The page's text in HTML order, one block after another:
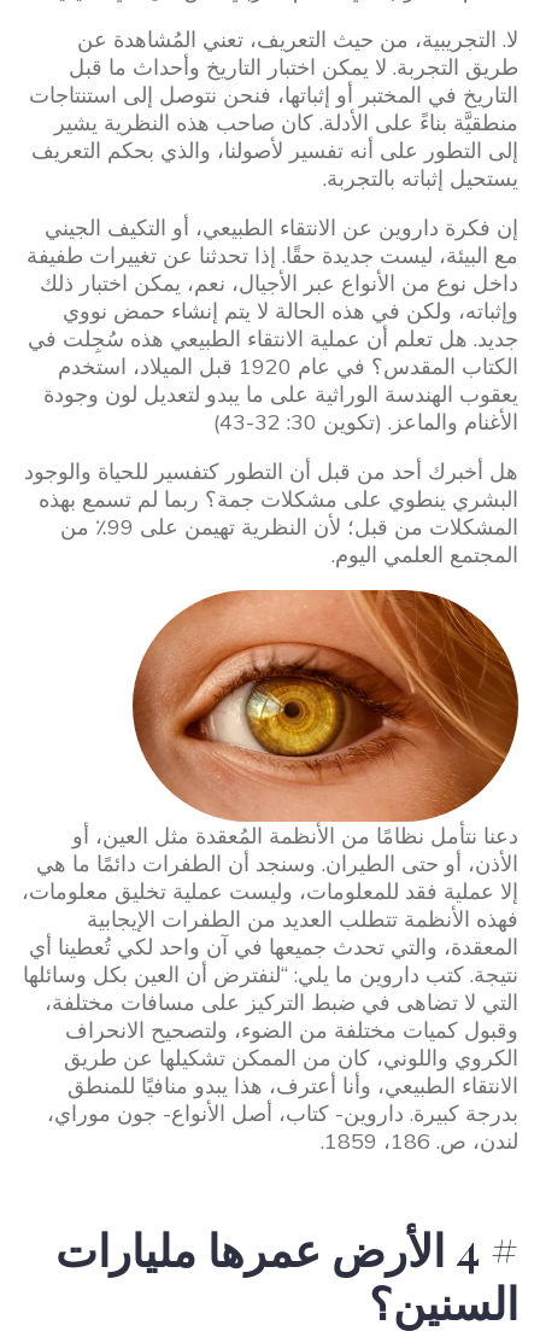
لا. التجريبية، من حيث التعريف، تعني المُشاهدة عن
طريق التجربة. لا يمكن اختبار التاريخ وأحداث ما قبل
التاريخ في المختبر أو إثباتها، فنحن نتوصل إلى استنتاجات
منطقيَّة بناءً على الأدلة. كان صاحب هذه النظرية يشير
إلى التطور على أنه تفسير لأصولنا، والذي بحكم التعريف
يستحيل إثباته بالتجربة.
إن فكرة داروين عن الانتقاء الطبيعي، أو التكيف الجيني
مع البيئة، ليست جديدة حقًا. إذا تحدثنا عن تغييرات طفيفة
داخل نوع من الأنواع عبر الأجيال، نعم، يمكن اختبار ذلك
وإثباته، ولكن في هذه الحالة لا يتم إنشاء حمض نووي
جديد. هل تعلم أن عملية الانتقاء الطبيعي هذه سُجِلت في
الكتاب المقدس؟ في عام 1920 قبل الميلاد، استخدم
يعقوب الهندسة الوراثية على ما يبدو لتعديل لون وجودة
الأغنام والماعز. (تكوين 30: 32-43)
هل أخبرك أحد من قبل أن التطور كتفسير للحياة والوجود
البشري ينطوي على مشكلات جمة؟ ربما لم تسمع بهذه
المشكلات من قبل؛ لأن النظرية تهيمن على 99٪ من
المجتمع العلمي اليوم.
دعنا نتأمل نظامًا من الأنظمة المُعقدة مثل العين، أو
الأذن، أو حتى الطيران. وسنجد أن الطفرات دائمًا ما هي
إلا عملية فقد للمعلومات، وليست عملية تخليق معلومات،
فهذه الأنظمة تتطلب العديد من الطفرات الإيجابية
المعقدة، والتي تحدث جميعها في آن واحد لكي تُعطينا أي
نتيجة. كتب داروين ما يلي: “لنفترض أن العين بكل وسائلها
التي لا تضاهى في ضبط التركيز على مسافات مختلفة،
وقبول كميات مختلفة من الضوء، ولتصحيح الانحراف
الكروي واللوني، كان من الممكن تشكيلها عن طريق
الانتقاء الطبيعي، وأنا أعترف، هذا يبدو منافيًا للمنطق
بدرجة كبيرة. داروين- كتاب، أصل الأنواع- جون موراي،
لندن، ص. 186، 1859.
# 4 الأرض عمرها مليارات
السنين؟